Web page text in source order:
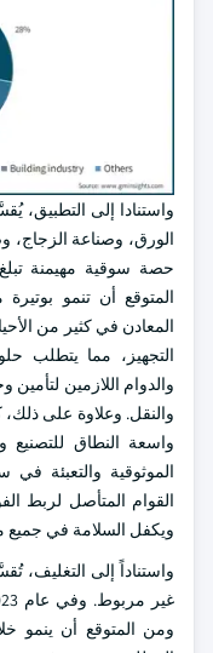
واستنادا إلى التطبيق،
الورق، وصناعة الزجاج،
المعادن في كثير من
التجهيز، مما يتطلب
والدوام اللازمين لتأمين
والنقل. وعلاوة على
واسعة النطاق
الموثوقية والتعبئة
القوام المتأصل لربط
ويكفل السلامة في جميع
واستناداً إلى
ومن المتوقع أن ينمو